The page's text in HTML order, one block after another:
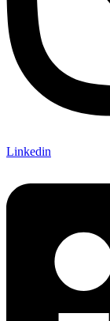
Linkedin